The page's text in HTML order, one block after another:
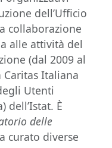
dell’Ufficio
collaborazione
alle attività del
(dal 2009 al
Italiana
Utenti
dell’Istat. È
delle
curato diverse